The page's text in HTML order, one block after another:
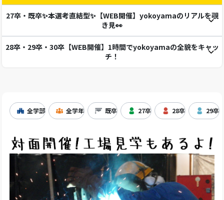
27卒・既卒✨本選考直結型✨【WEB開催】yokoyamaのリアルを覗
き見👀
28卒・29卒・30卒【WEB開催】1時間でyokoyamaの全貌をキャッ
チ！
全学部 全学年 既卒 27卒 28卒 29卒